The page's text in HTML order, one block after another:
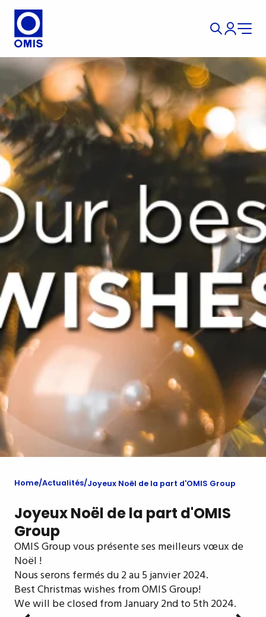
Home Actualités Joyeux Noël de la part d'OMIS Group
Joyeux Noël de la part d'OMIS
Group
OMIS Group vous présente ses meilleurs vœux de
Noël !
Nous serons fermés du 2 au 5 janvier 2024.
Best Christmas wishes from OMIS Group!
We will be closed from January 2nd to 5th 2024.